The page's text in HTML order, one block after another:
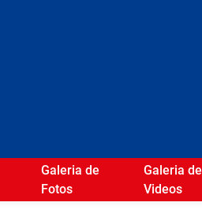
Galeria de
Fotos
Galeria de
Videos